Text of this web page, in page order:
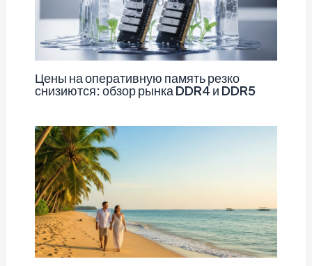
Цены на оперативную память резко
снизиются: обзор рынка DDR4 и DDR5